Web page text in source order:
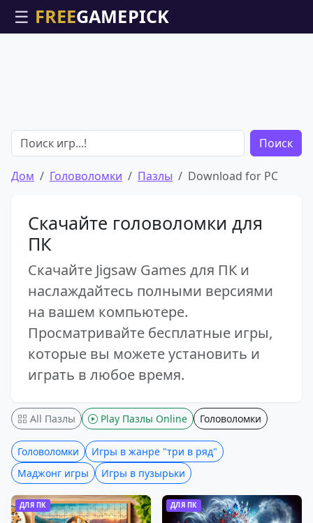
☰
Поиск
Дом Головоломки Пазлы Download for PC
Скачайте головоломки для
ПК
Скачайте Jigsaw Games для ПК и
наслаждайтесь полными версиями
на вашем компьютере.
Просматривайте бесплатные игры,
которые вы можете установить и
играть в любое время.
All Пазлы Play Пазлы Online Головоломки
Головоломки
Игры в жанре "три в ряд"
Маджонг игры
Игры в пузырьки
ДЛЯ ПК ДЛЯ ПК